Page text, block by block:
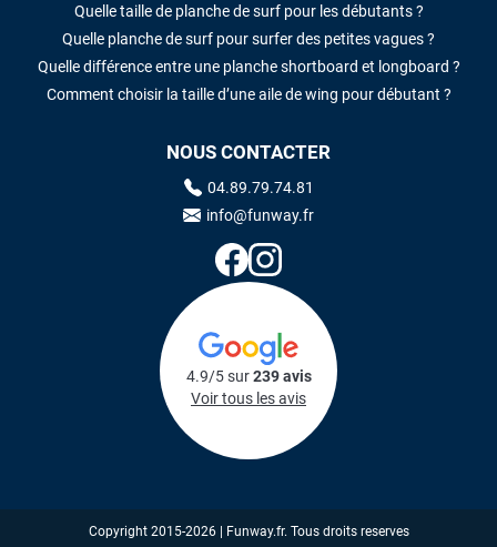
Quelle taille de planche de surf pour les débutants ?
Quelle planche de surf pour surfer des petites vagues ?
Quelle différence entre une planche shortboard et longboard ?
Comment choisir la taille d’une aile de wing pour débutant ?
NOUS CONTACTER
04.89.79.74.81
info@funway.fr
4.9/5 sur239 avis
Voir tous les avis
Copyright 2015-2026 | Funway.fr. Tous droits reserves